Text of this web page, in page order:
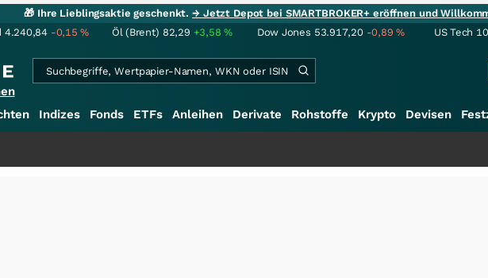
🎁 Ihre Lieblingsaktie geschenkt.→ Jetzt Depot bei SMARTBROKER+ eröffnen und
4.240,84 -0,15% Öl (Brent) 82,29 +3,58% Dow Jones 53.917,20 -0,89% US Tech
Indizes Fonds ETFs Anleihen Derivate Rohstoffe Krypto Devisen